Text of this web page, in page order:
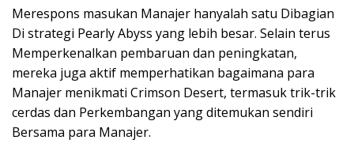
Merespons masukan Manajer hanyalah satu Dibagian
Di strategi Pearly Abyss yang lebih besar. Selain terus
Memperkenalkan pembaruan dan peningkatan,
mereka juga aktif memperhatikan bagaimana para
Manajer menikmati Crimson Desert, termasuk trik-trik
cerdas dan Perkembangan yang ditemukan sendiri
Bersama para Manajer.